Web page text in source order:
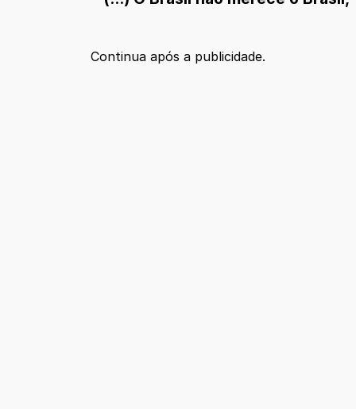
Continua após a publicidade.